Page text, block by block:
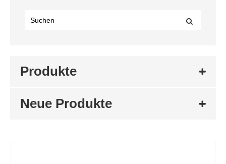
Produkte
Neue Produkte